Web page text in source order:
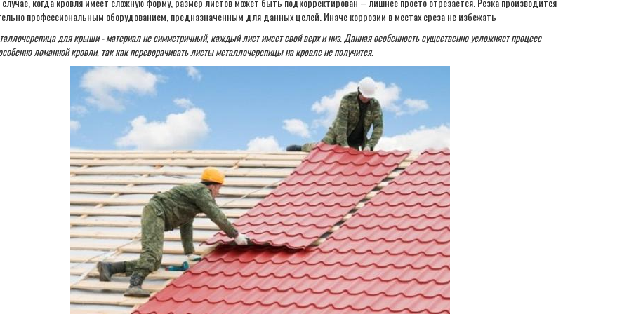
профессиональным оборудованием, предназначенным для данных целей. Иначе коррозии в местах среза не избежать
для крыши - материал не симметричный, каждый лист имеет свой верх и низ. Данная особенность существенно усложняет процесс
ломанной кровли, так как переворачивать листы металлочерепицы на кровле не получится.
3630; 2230; 1180; 480 130 3500; 2100; 1050; 350 1180 80
1100
3630; 2230; 1180; 480 130 3500; 2100; 1050; 350 1190 90
1100
3650; 2250; 850 150 3500; 2100; 700 1153 28
1125
705 45 660 1190 5